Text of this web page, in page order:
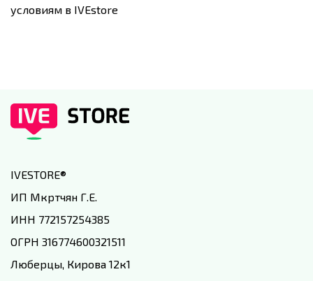
условиям в IVEstore
IVESTORE®
ИП Мкртчян Г.Е.
ИНН 772157254385
ОГРН 316774600321511
Люберцы, Кирова 12к1